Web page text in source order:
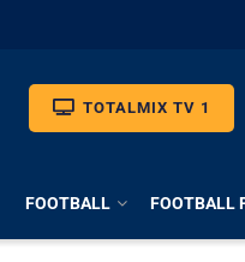
TOTALMIX TV 1
FOOTBALL FOOTBALL